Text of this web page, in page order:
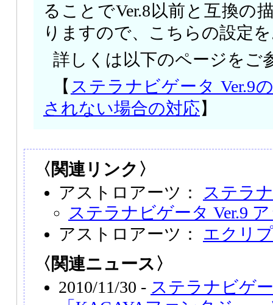
ることでVer.8以前と互換の
りますので、こちらの設定
詳しくは以下のページをご
【 ステラナビゲータ Ver.9
されない場合の対応】
〈関連リンク〉
アストロアーツ：
ステラ
ステラナビゲータ Ver.9
アストロアーツ： エクリ
〈関連ニュース〉
2010/11/30 - ステラナビゲ